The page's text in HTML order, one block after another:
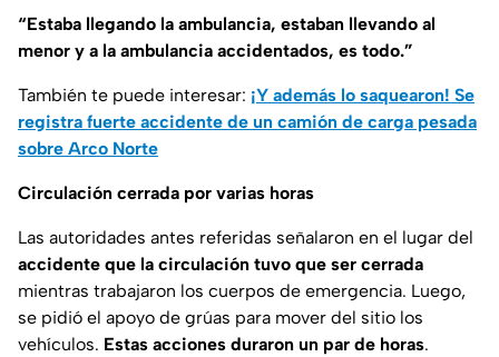
“Estaba llegando la ambulancia, estaban llevando al
menor y a la ambulancia accidentados, es todo.”
También te puede interesar: ¡Y además lo saquearon! Se
registra fuerte accidente de un camión de carga pesada
sobre Arco Norte
Circulación cerrada por varias horas
Las autoridades antes referidas señalaron en el lugar del
accidente que la circulación tuvo que ser cerrada
mientras trabajaron los cuerpos de emergencia. Luego,
se pidió el apoyo de grúas para mover del sitio los
vehículos. Estas acciones duraron un par de horas.